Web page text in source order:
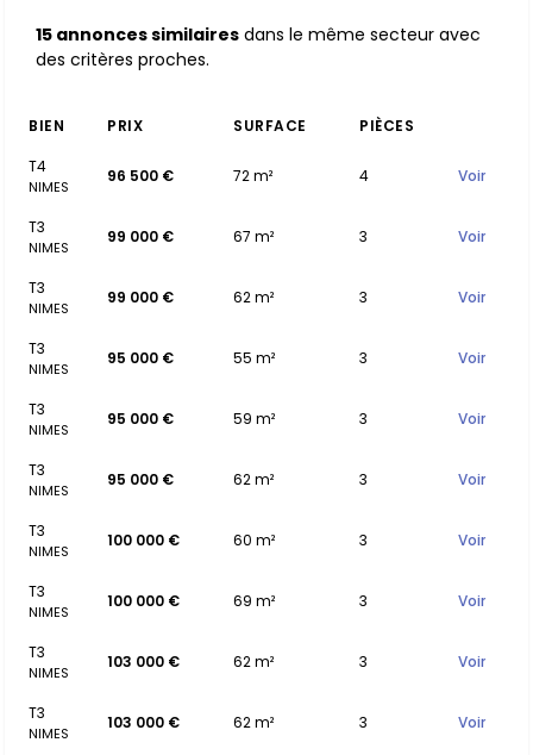
15 annonces similaires dans le même secteur avec
des critères proches.
BIEN PRIX SURFACE
PIÈCES
T4
NIMES
96 500 € 72 m² 4 Voir
T3
NIMES
99 000 € 67 m² 3 Voir
T3
NIMES
99 000 € 62 m² 3 Voir
T3
NIMES
95 000 € 55 m² 3 Voir
T3
NIMES
95 000 € 59 m² 3 Voir
T3
NIMES
95 000 € 62 m² 3 Voir
T3
NIMES
100 000 € 60 m² 3 Voir
T3
NIMES
100 000 € 69 m² 3 Voir
T3
NIMES
103 000 € 62 m² 3 Voir
T3
NIMES
103 000 € 62 m² 3 Voir